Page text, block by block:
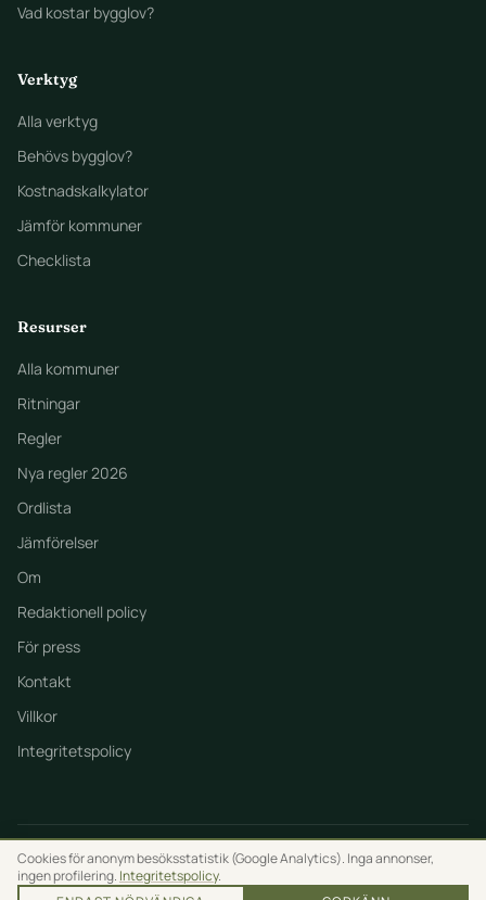
Vad kostar bygglov?
Verktyg
Alla verktyg
Behövs bygglov?
Kostnadskalkylator
Jämför kommuner
Checklista
Resurser
Alla kommuner
Ritningar
Regler
Nya regler 2026
Ordlista
Jämförelser
Om
Redaktionell policy
För press
Kontakt
Villkor
Integritetspolicy
© 2026 Bygglo. Alla rättigheter förbehållna.
Vägledning, inte myndighetsbeslut.
Cookies för anonym besöksstatistik (Google Analytics). Inga annonser,
ingen profilering. Integritetspolicy.